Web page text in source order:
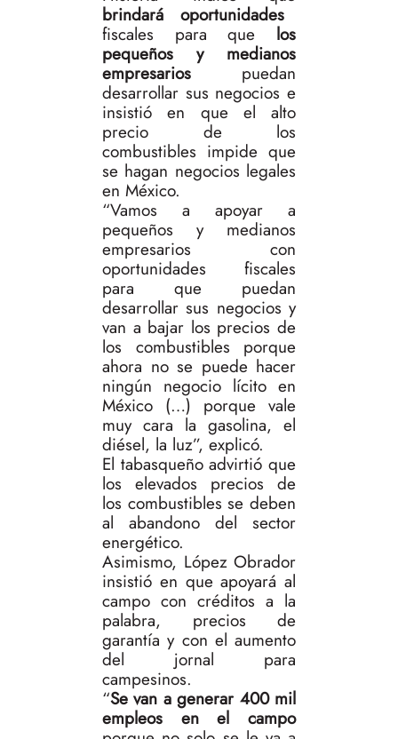
brindará oportunidades
fiscales para que los
pequeños y medianos
empresarios puedan
desarrollar sus negocios e
insistió en que el alto
precio de los
combustibles impide que
se hagan negocios legales
en México.
“Vamos a apoyar a
pequeños y medianos
empresarios con
oportunidades fiscales
para que puedan
desarrollar sus negocios y
van a bajar los precios de
los combustibles porque
ahora no se puede hacer
ningún negocio lícito en
México (…) porque vale
muy cara la gasolina, el
diésel, la luz”, explicó.
El tabasqueño advirtió que
los elevados precios de
los combustibles se deben
al abandono del sector
energético.
Asimismo, López Obrador
insistió en que apoyará al
campo con créditos a la
palabra, precios de
garantía y con el aumento
del jornal para
campesinos.
“Se van a generar 400 mil
empleos en el campo